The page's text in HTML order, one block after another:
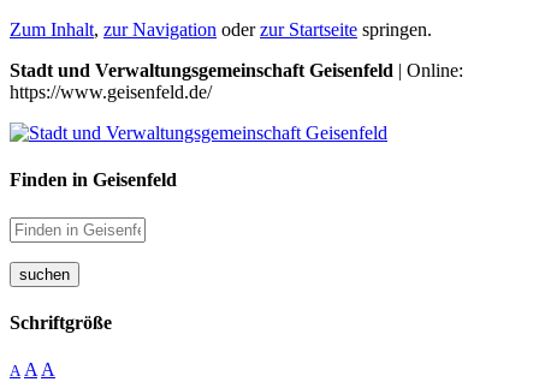
Zum Inhalt, zur Navigation oderzur Startseite springen.
Stadt und Verwaltungsgemeinschaft Geisenfeld | Online:
https://www.geisenfeld.de/
Finden in Geisenfeld
suchen
Schriftgröße
A A A